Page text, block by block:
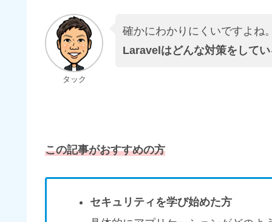
タック
確かにわかりにくいですよね
Laravelはどんな対策をして
この記事がおすすめの方
セキュリティを学び始めた方